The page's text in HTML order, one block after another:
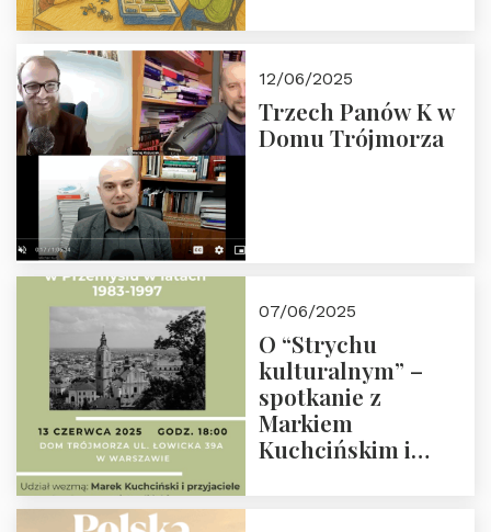
Fundacji
12/06/2025
Trzech Panów K w
Domu Trójmorza
07/06/2025
O “Strychu
kulturalnym” –
spotkanie z
Markiem
Kuchcińskim i